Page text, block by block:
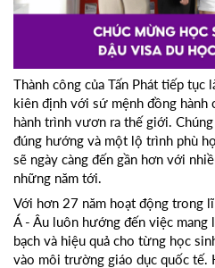
Thành công của Tấn Phát tiếp tục
kiên định với sứ mệnh đồng hành
hành trình vươn ra thế giới.
đúng hướng và một lộ trình phù
sẽ ngày càng đến gần hơn với
những năm tới.
Với hơn 27 năm hoạt động trong
Á - Âu luôn hướng đến việc mang
bạch và hiệu quả cho từng học
vào môi trường giáo dục quốc tế.